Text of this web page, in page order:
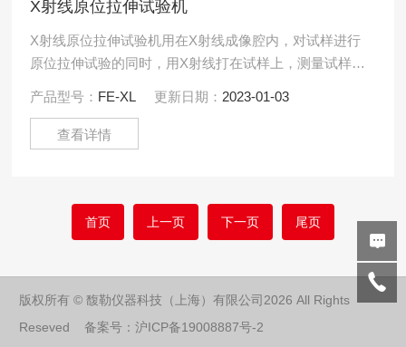
X射线原位拉伸试验机
X射线原位拉伸试验机用在X射线成像腔内，对试样进行
原位拉伸试验的同时，用X射线打在试样上，测量试样在
适用于金属材.....
产品型号： FE-XL 更新日期： 2023-01-03
查看详情
首页 上一页 下一页 尾页
版权所有 © 馥勒仪器科技（上海）有限公司2026 All Rights
Reseved 备案号：沪ICP备19008887号-2